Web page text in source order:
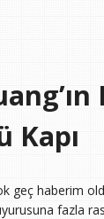
Kapı
geç haberim
fazla